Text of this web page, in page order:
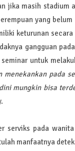
jika masih stadium
yang
keturunan
gangguan
untuk
menekankan pada
mungkin bisa
serviks pada
manfaatnya